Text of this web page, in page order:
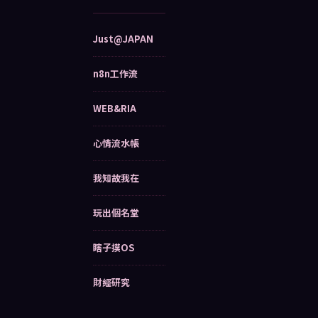
Just@JAPAN
n8n工作流
WEB&RIA
心情流水帳
我知故我在
玩出個名堂
瞎子摸OS
財經研究